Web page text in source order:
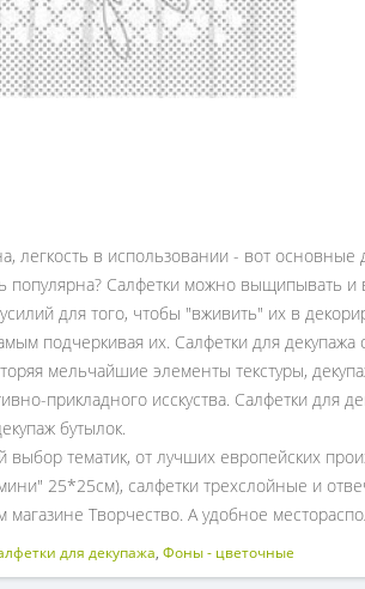
в использовании - вот основные
популярна? Салфетки можно выщипывать
для того, чтобы "вживить" их в
подчеркивая их. Салфетки для
мельчайшие элементы текстуры,
прикладного исскуства. Салфетки
бутылок.
тематик, от лучших европейских
25*25см), салфетки трехслойные и
Творчество. А удобное
для декупажа, Фоны - цветочные